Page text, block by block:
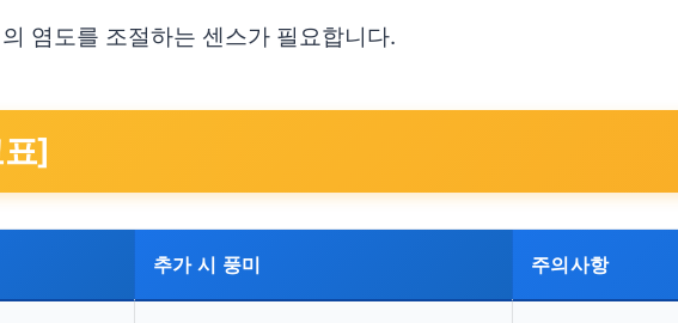
염도를 조절하는 센스가 필요합니다.
]
추가 시 풍미 주의사항